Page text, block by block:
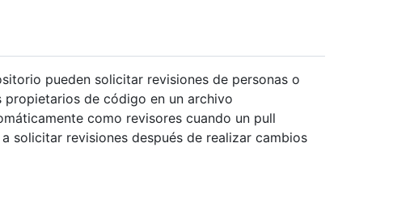
pueden solicitar revisiones de personas o
de código en un archivo
como revisores cuando un pull
solicitar revisiones después de realizar cambios